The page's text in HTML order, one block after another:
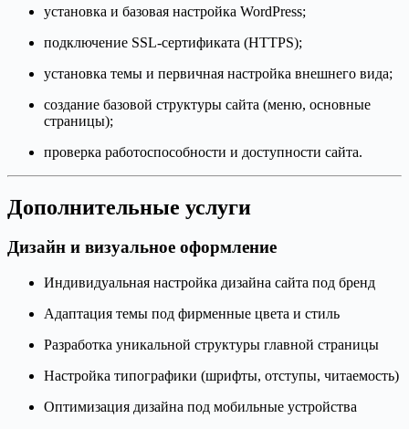
установка и базовая настройка WordPress;
подключение SSL-сертификата (HTTPS);
установка темы и первичная настройка внешнего вида;
создание базовой структуры сайта (меню, основные
страницы);
проверка работоспособности и доступности сайта.
Дополнительные услуги
Дизайн и визуальное оформление
Индивидуальная настройка дизайна сайта под бренд
Адаптация темы под фирменные цвета и стиль
Разработка уникальной структуры главной страницы
Настройка типографики (шрифты, отступы, читаемость)
Оптимизация дизайна под мобильные устройства